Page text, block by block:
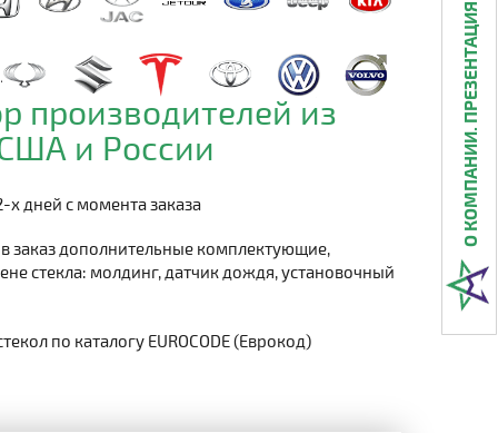
производителей из
и России
х дней с момента заказа
заказ дополнительные комплектующие,
стекла: молдинг, датчик дождя, установочный
по каталогу EUROCODE (Еврокод)
О КОМПАНИИ. ПРЕЗЕНТАЦИЯ